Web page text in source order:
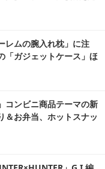
レムの腕入れ枕」に注
「ガジェットケース」ほ
コンビニ商品テーマの新
＆お弁当、ホットスナッ